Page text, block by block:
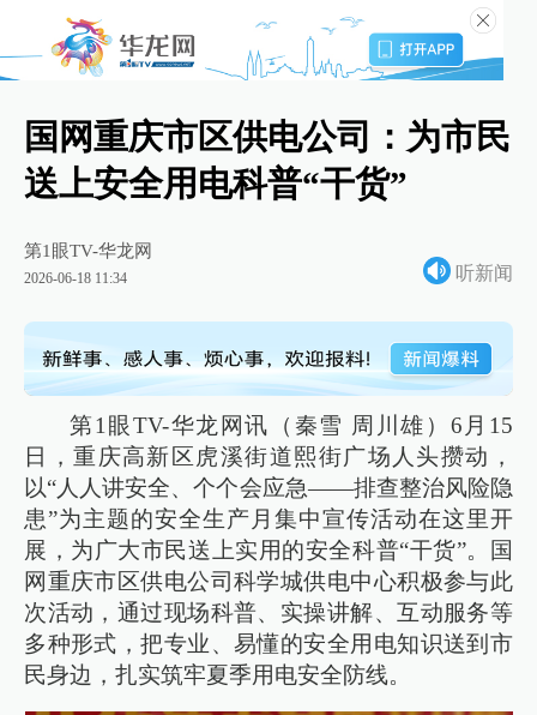
国网重庆市区供电公司：为市民
送上安全用电科普“干货”
第1眼TV-华龙网
2026-06-18 11:34 听新闻
第1眼TV-华龙网讯（秦雪 周川雄）6月15
日，重庆高新区虎溪街道熙街广场人头攒动，
以“人人讲安全、个个会应急——排查整治风险隐
患”为主题的安全生产月集中宣传活动在这里开
展，为广大市民送上实用的安全科普“干货”。国
网重庆市区供电公司科学城供电中心积极参与此
次活动，通过现场科普、实操讲解、互动服务等
多种形式，把专业、易懂的安全用电知识送到市
民身边，扎实筑牢夏季用电安全防线。